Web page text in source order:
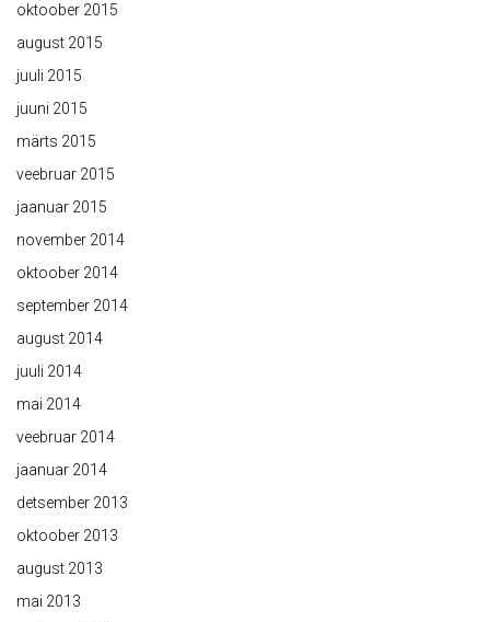
oktoober 2015
august 2015
juuli 2015
juuni 2015
märts 2015
veebruar 2015
jaanuar 2015
november 2014
oktoober 2014
september 2014
august 2014
juuli 2014
mai 2014
veebruar 2014
jaanuar 2014
detsember 2013
oktoober 2013
august 2013
mai 2013